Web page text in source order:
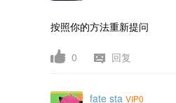
按照你的方法重新提问
0 回复
fate sta VIP0